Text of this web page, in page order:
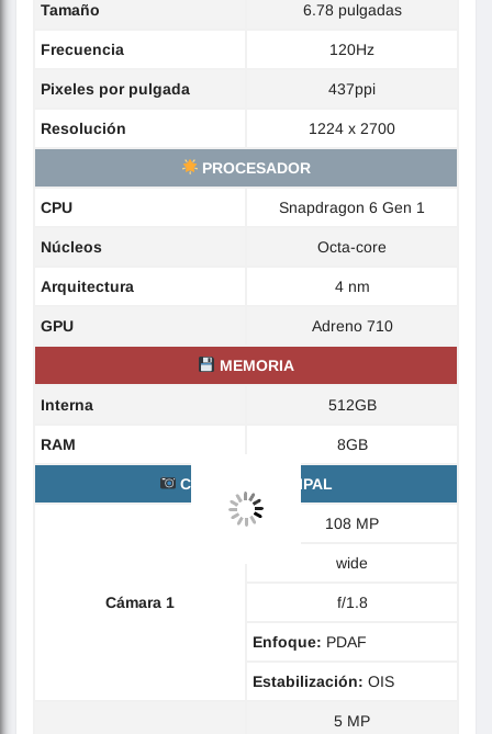
Tamaño 6.78 pulgadas
Frecuencia 120Hz
Pixeles por pulgada 437ppi
Resolución 1224 x 2700
PROCESADOR
CPU Snapdragon 6 Gen 1
Núcleos Octa-core
Arquitectura 4 nm
GPU Adreno 710
MEMORIA
Interna 512GB
RAM 8GB
CÁMARA PRINCIPAL
Cámara 1
108 MP
wide
f/1.8
Enfoque: PDAF
Estabilización: OIS
5 MP